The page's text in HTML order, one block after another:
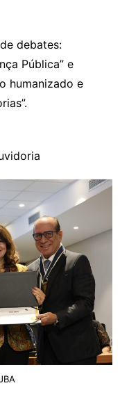
debates:
Pública” e
humanizado e